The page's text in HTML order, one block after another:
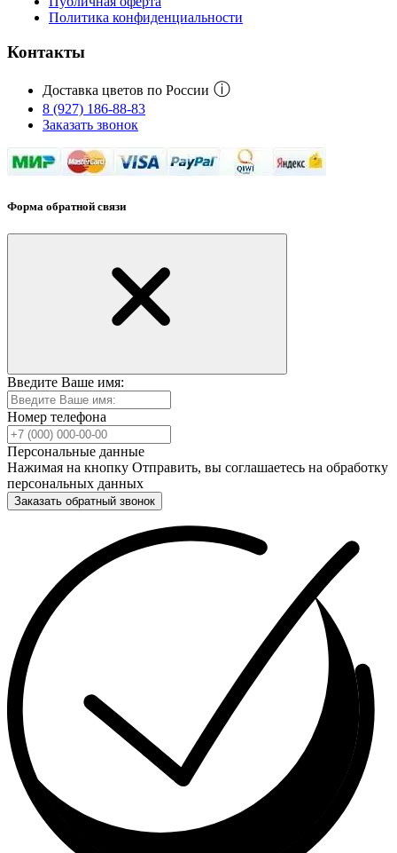
Политика конфиденциальности
Контакты
Доставка цветов по России ⓘ
8 (927) 186-88-83
Заказать звонок
Форма обратной связи
Введите Ваше имя:
Номер телефона
Персональные данные
Нажимая на кнопку Отправить, вы соглашаетесь на обработку
персональных данных
Заказать обратный звонок